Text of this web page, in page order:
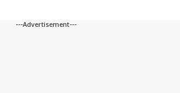
---Advertisement---